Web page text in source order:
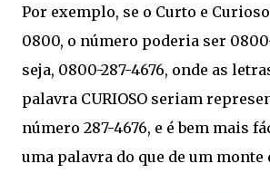
Por exemplo, se o Curto e
0800, o número poderia ser 0800-
seja, 0800-287-4676, onde as
palavra CURIOSO seriam
número 287-4676, e é bem mais
uma palavra do que de um monte